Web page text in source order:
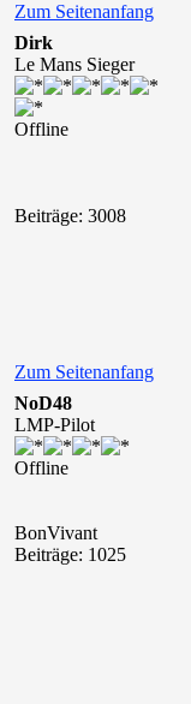
Zum Seitenanfang
Dirk
Le Mans Sieger
Offline
Beiträge: 3008
Zum Seitenanfang
NoD48
LMP-Pilot
Offline
BonVivant
Beiträge: 1025